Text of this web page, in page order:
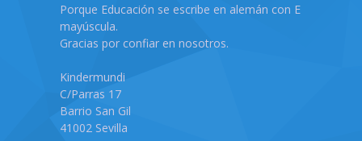
Porque Educación se escribe en alemán con E
mayúscula.
Gracias por confiar en nosotros.
Kindermundi
C/Parras 17
Barrio San Gil
41002 Sevilla